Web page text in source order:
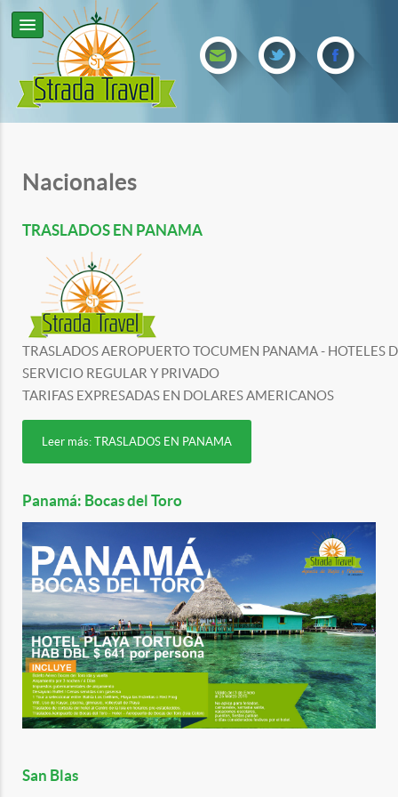
Nacionales
TRASLADOS EN PANAMA
TRASLADOS AEROPUERTO TOCUMEN PANAMA - HOTELES
SERVICIO REGULAR Y PRIVADO
TARIFAS EXPRESADAS EN DOLARES AMERICANOS
Leer más: TRASLADOS EN PANAMA
Panamá: Bocas del Toro
San Blas